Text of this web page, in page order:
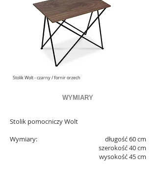
Stolik Wolt - czarny / fornir orzech
WYMIARY
Stolik pomocniczy Wolt
Wymiary:
długość 60 cm
szerokość 40 cm
wysokość 45 cm